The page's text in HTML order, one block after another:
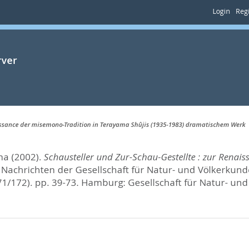
Login
der misemono-Tradition in Terayama Shûjis (1935-1983) dramatischem Werk
(2002). Schausteller und Zur-Schau-Gestellte : zur
Nachrichten der Gesellschaft für Natur- und
172). pp. 39-73. Hamburg: Gesellschaft für Natur-